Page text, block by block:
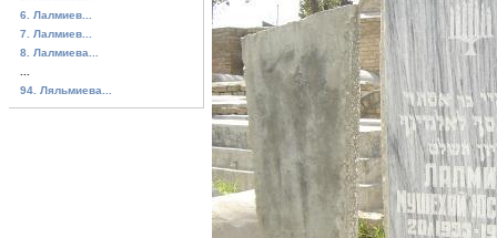
6. Лалмиев...
7. Лалмиев...
8. Лалмиева...
94. Ляльмиева...